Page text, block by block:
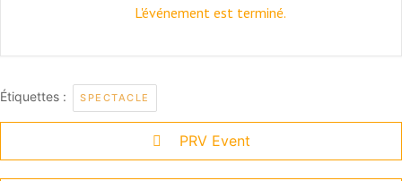
L'événement est terminé.
Étiquettes : SPECTACLE
PRV Event